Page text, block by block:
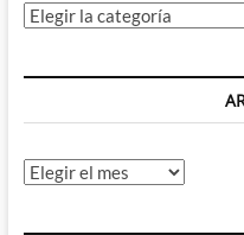
Categorías
Archivos